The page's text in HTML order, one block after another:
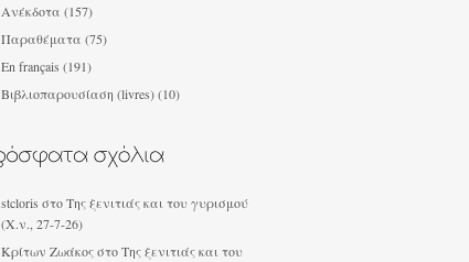
Ανέκδοτα (157)
Παραθέματα (75)
En français (191)
Βιβλιοπαρουσίαση (livres)(10)
stcloris στοΤης ξενιτιάς και του γυρισμού
(Χ.ν., 27-7-26)
Κρίτων Ζωάκος στοΤης ξενιτιάς και του